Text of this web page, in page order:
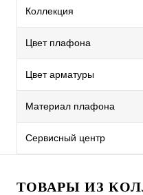
Коллекция
Цвет плафона
Цвет арматуры
Материал плафона
Сервисный центр
ТОВАРЫ ИЗ